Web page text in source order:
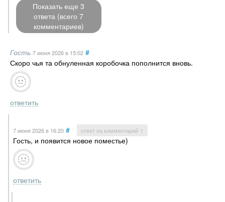
Показать еще 3
ответа (всего 7
комментариев)
Гость 7 июня 2026в 15:02 #
Скоро чья та обнуленная коробочка пополнится вновь.
ответить
7 июня 2026в 16:20 # ответ на комментарий ↑
Гость, и появится новое поместье)
ответить